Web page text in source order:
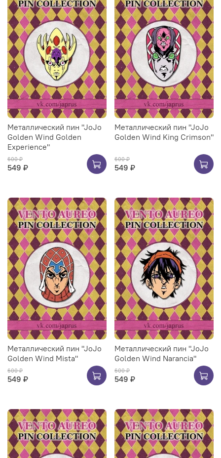
Металлический пин "JoJo
Golden Wind Golden
Experience"
600 ₽
549 ₽
Металлический пин "JoJo
Golden Wind King Crimson"
600 ₽
549 ₽
Металлический пин "JoJo
Golden Wind Mista"
600 ₽
549 ₽
Металлический пин "JoJo
Golden Wind Narancia"
600 ₽
549 ₽